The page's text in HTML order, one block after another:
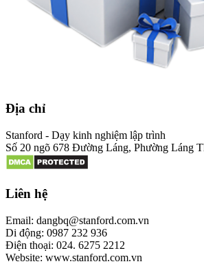
Địa chỉ
Stanford - Dạy kinh nghiệm lập trình
Số 20 ngõ 678 Đường Láng, Phường Láng
Liên hệ
Email: dangbq@stanford.com.vn
Di động: 0987 232 936
Điện thoại: 024. 6275 2212
Website: www.stanford.com.vn